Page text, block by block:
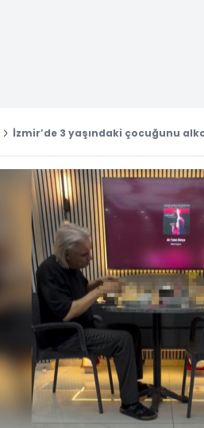
İzmir’de 3 yaşındaki çocuğunu
Yüklendi